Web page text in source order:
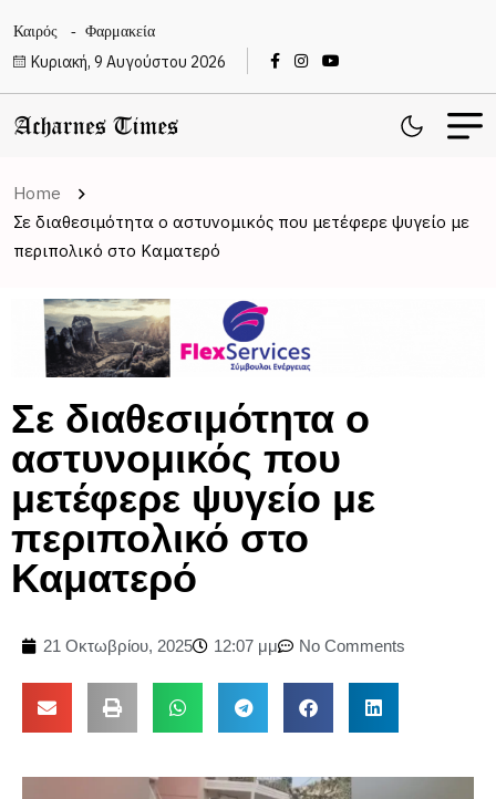
Καιρός Φαρμακεία
Κυριακή, 9 Αυγούστου 2026
Home
Σε διαθεσιμότητα ο αστυνομικός που μετέφερε ψυγείο με
περιπολικό στο Καματερό
Σε διαθεσιμότητα ο
αστυνομικός που
μετέφερε ψυγείο με
περιπολικό στο
Καματερό
21 Οκτωβρίου, 2025 12:07 μμ No Comments